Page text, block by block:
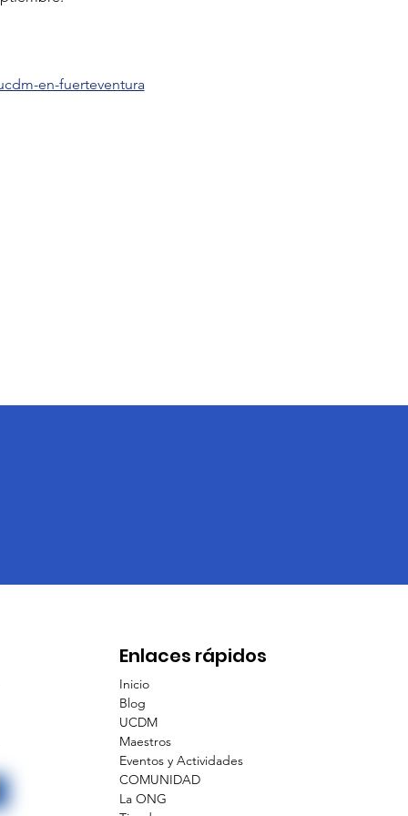
en-fuerteventura
Enlaces rápidos
Inicio
Blog
UCDM
Maestros
Eventos y Actividades
COMUNIDAD
La ONG